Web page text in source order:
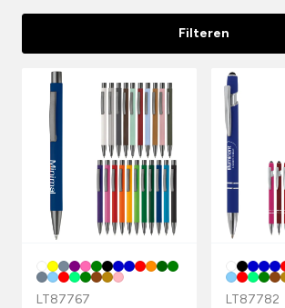
Filteren
LT87767
LT87782